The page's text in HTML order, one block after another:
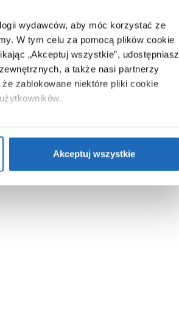
wydawców, aby móc korzystać ze
W tym celu za pomocą plików cookie
„Akceptuj wszystkie”, udostępniasz
a także nasi partnerzy
że zablokowane niektóre pliki cookie
plików cookie”.Jeśli chcesz uzyskać
Akceptuj wszystkie